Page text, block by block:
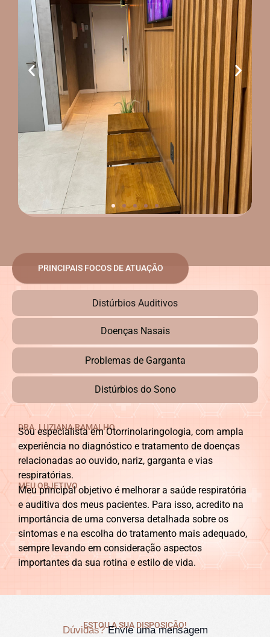
PRINCIPAIS FOCOS DE ATUAÇÃO
DRA. LUZIANA RAMALHO
Sou especialista em Otorrinolaringologia, com ampla
experiência no diagnóstico e tratamento de doenças
relacionadas ao ouvido, nariz, garganta e vias
respiratórias.
MEU OBJETIVO
Meu principal objetivo é melhorar a saúde respiratória
e auditiva dos meus pacientes. Para isso, acredito na
importância de uma conversa detalhada sobre os
sintomas e na escolha do tratamento mais adequado,
sempre levando em consideração aspectos
importantes da sua rotina e estilo de vida.
Distúrbios Auditivos
Doenças Nasais
Problemas de Garganta
Distúrbios do Sono
ESTOU A SUA DISPOSIÇÃO!
Dúvidas?Envie uma mensagem